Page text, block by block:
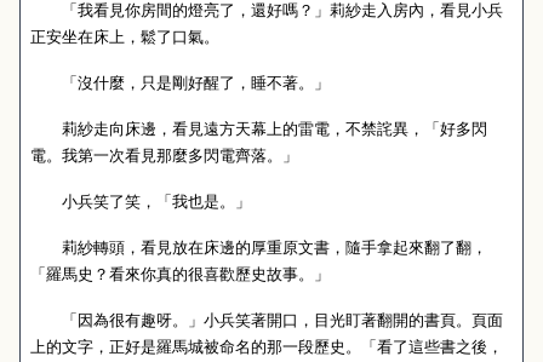
「我看見你房間的燈亮了，還好嗎？」莉紗走入房內，看見小兵
正安坐在床上，鬆了口氣。
「沒什麼，只是剛好醒了，睡不著。」
莉紗走向床邊，看見遠方天幕上的雷電，不禁詫異，「好多閃
電。我第一次看見那麼多閃電齊落。」
小兵笑了笑，「我也是。」
莉紗轉頭，看見放在床邊的厚重原文書，隨手拿起來翻了翻，
「羅馬史？看來你真的很喜歡歷史故事。」
「因為很有趣呀。」小兵笑著開口，目光盯著翻開的書頁。頁面
上的文字，正好是羅馬城被命名的那一段歷史。「看了這些書之後，